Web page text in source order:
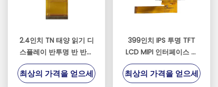
2.4인치 TN 태양 읽기 디
스플레이 반투명 반 반사
화면 240 * 320
SPI/MCU/RGB 인터페이
최상의 가격을 얻으세
399인치 IPS 투명 TFT
LCD MIPI 인터페이스 산
업용 휴대용 장치
최상의 가격을 얻으세